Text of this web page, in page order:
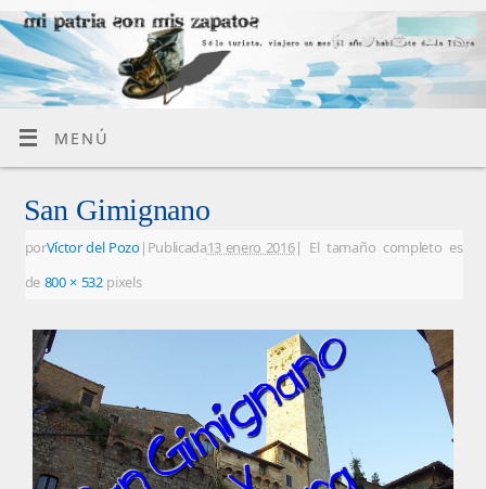
MENÚ
San Gimignano
porVíctor del Pozo| Publicada13 enero 2016| El tamaño completo es
de 800 × 532pixels